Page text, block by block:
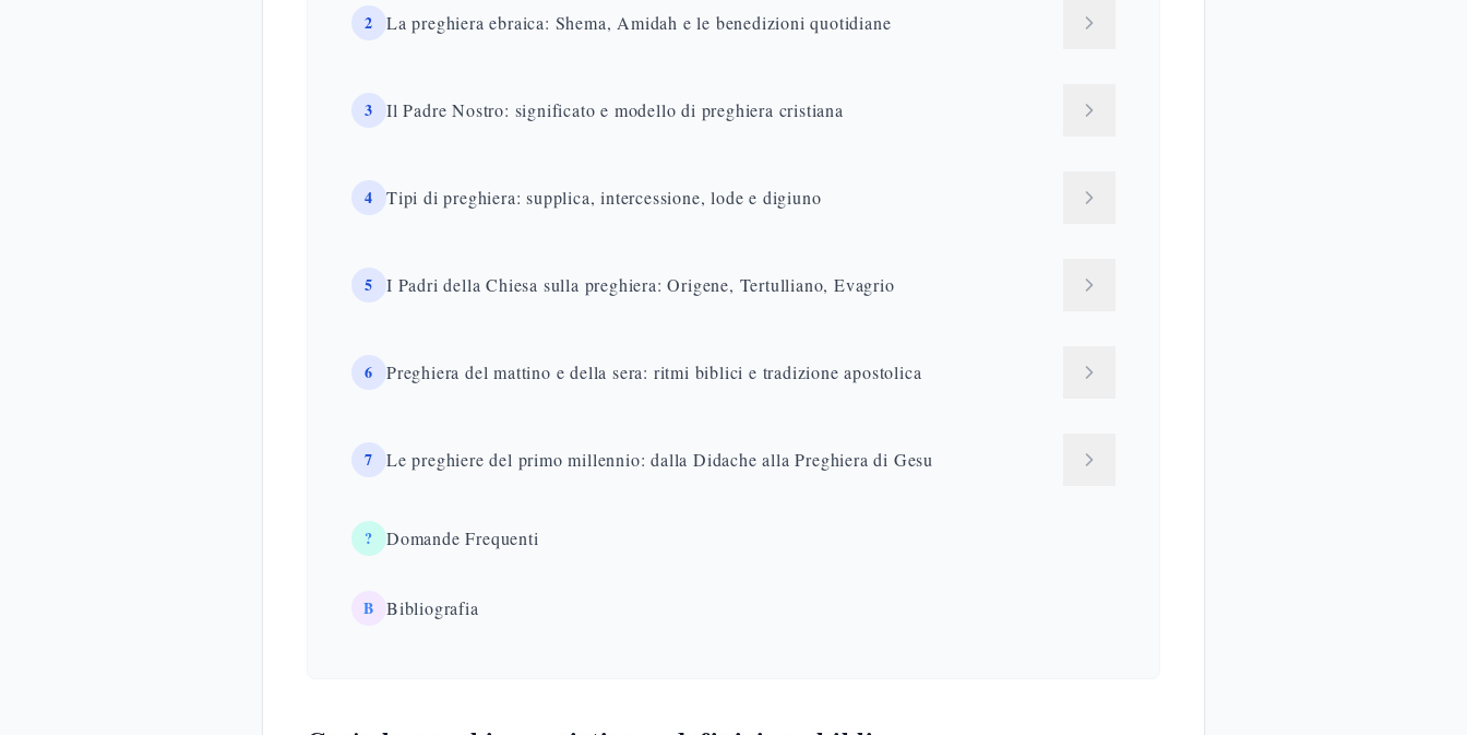
2 La preghiera ebraica: Shema, Amidah e le benedizioni quotidiane
3 Il Padre Nostro: significato e modello di preghiera cristiana
4 Tipi di preghiera: supplica, intercessione, lode e digiuno
5 I Padri della Chiesa sulla preghiera: Origene, Tertulliano, Evagrio
6 Preghiera del mattino e della sera: ritmi biblici e tradizione apostolica
7 Le preghiere del primo millennio: dalla Didache alla Preghiera di Gesu
? Domande Frequenti
B Bibliografia